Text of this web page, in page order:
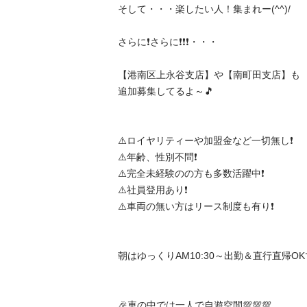
そして・・・楽したい人！集まれー(^^)/
さらに❗️さらに❗️❗️❗️・・・
【港南区上永谷支店】や【南町田支店】も
追加募集してるよ～🎵
⚠️ロイヤリティーや加盟金など一切無し❗️
⚠️年齢、性別不問❗️
⚠️完全未経験のの方も多数活躍中❗️
⚠️社員登用あり❗️
⚠️車両の無い方はリース制度も有り❗️
朝はゆっくりAM10:30～出勤＆直行直帰